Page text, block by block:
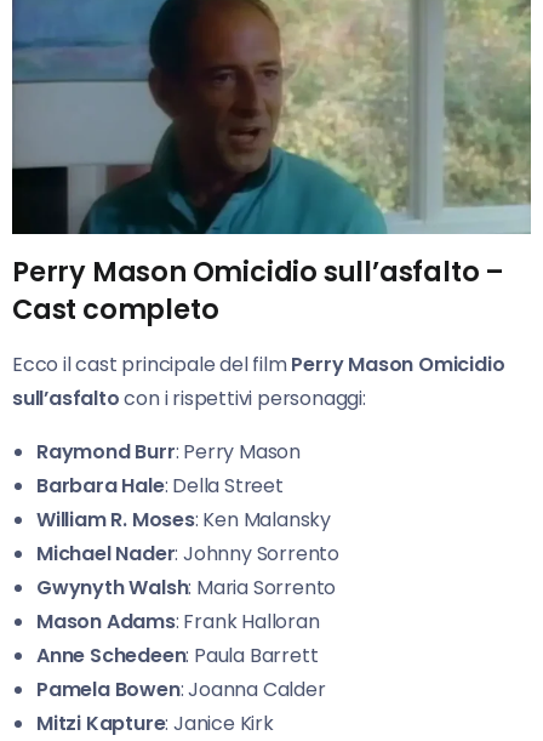
Perry Mason Omicidio sull’asfalto –
Cast completo
Ecco il cast principale del filmPerry Mason Omicidio
sull’asfaltocon i rispettivi personaggi:
Raymond Burr: Perry Mason
Barbara Hale: Della Street
William R. Moses: Ken Malansky
Michael Nader: Johnny Sorrento
Gwynyth Walsh: Maria Sorrento
Mason Adams: Frank Halloran
Anne Schedeen: Paula Barrett
Pamela Bowen: Joanna Calder
Mitzi Kapture: Janice Kirk